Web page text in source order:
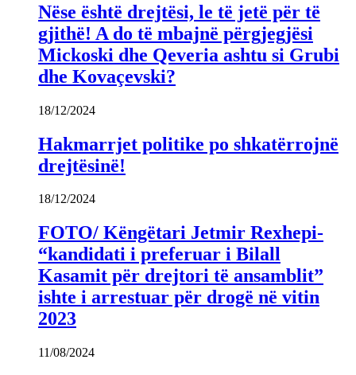
Nëse është drejtësi, le të jetë për të
gjithë! A do të mbajnë përgjegjësi
Mickoski dhe Qeveria ashtu si Grubi
dhe Kovaçevski?
18/12/2024
Hakmarrjet politike po shkatërrojnë
drejtësinë!
18/12/2024
FOTO/ Këngëtari Jetmir Rexhepi-
“kandidati i preferuar i Bilall
Kasamit për drejtori të ansamblit”
ishte i arrestuar për drogë në vitin
2023
11/08/2024